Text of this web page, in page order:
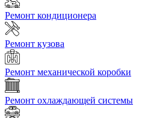
Ремонт кондиционера
Ремонт кузова
Ремонт механической коробки
Ремонт охлаждающей системы